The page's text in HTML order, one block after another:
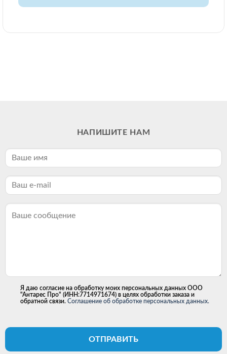
НАПИШИТЕ НАМ
Я даю согласие на обработку моих персональных данных ООО
"Антарес Про" (ИНН:7714971674) в целях обработки заказа и
обратной связи. Соглашение об обработке персональных данных.
ОТПРАВИТЬ